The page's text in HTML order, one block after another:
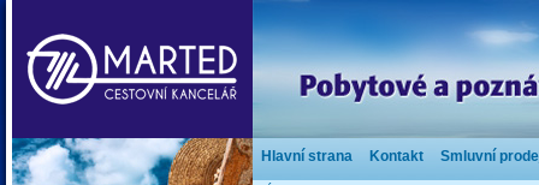
Hlavní strana Kontakt Smluvní